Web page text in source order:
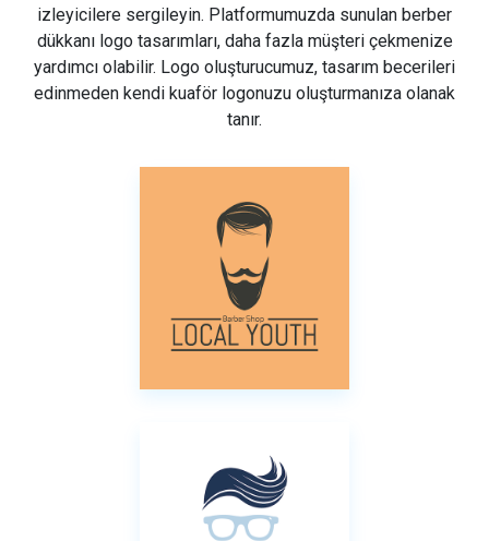
izleyicilere sergileyin. Platformumuzda sunulan berber
dükkanı logo tasarımları, daha fazla müşteri çekmenize
yardımcı olabilir. Logo oluşturucumuz, tasarım becerileri
edinmeden kendi kuaför logonuzu oluşturmanıza olanak
tanır.